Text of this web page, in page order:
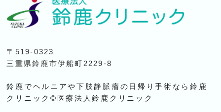
〒519-0323
三重県鈴鹿市伊船町2229-8
鈴鹿でヘルニアや下肢静脈瘤の日帰り手術なら鈴鹿
クリニック©医療法人鈴鹿クリニック